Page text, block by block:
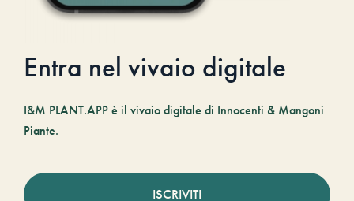
Entra nel vivaio digitale
I&M PLANT.APP è il vivaio digitale di Innocenti & Mangoni
Piante.
ISCRIVITI